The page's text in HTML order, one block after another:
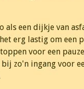
als een dijkje van
erg lastig om een
voor een
zo'n ingang voor